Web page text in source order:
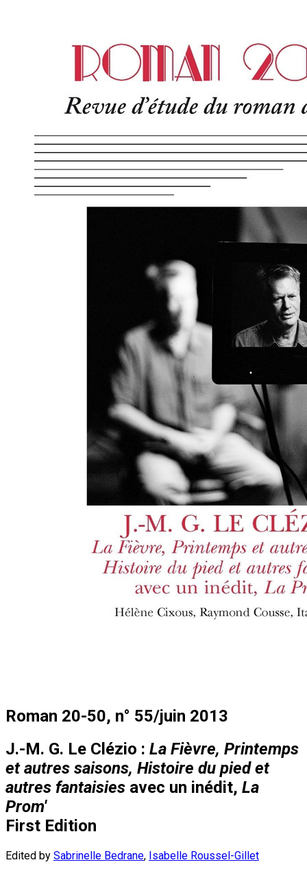
Roman 20-50, n° 55/juin 2013
J.-M. G. Le Clézio : La Fièvre, Printemps
et autres saisons, Histoire du pied et
autres fantaisies avec un inédit, La
Prom'
First Edition
Edited by Sabrinelle Bedrane, Isabelle Roussel-Gillet